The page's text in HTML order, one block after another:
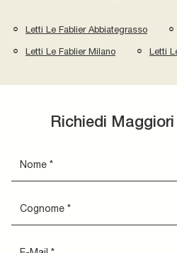
Letti Le Fablier Abbiategrasso
Letti Le Fablier Milano Letti
Richiedi